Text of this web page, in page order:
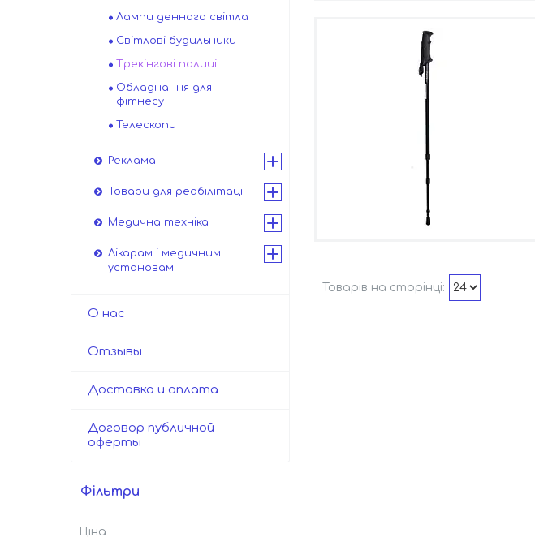
Лампи денного світла
Світлові будильники
Трекінгові палиці
Обладнання для
фітнесу
Телескопи
Реклама
Товари для реабілітації
Медична техніка
Лікарам і медичним
установам
О нас
Отзывы
Доставка и оплата
Договор публичной
оферты
Фільтри
Ціна